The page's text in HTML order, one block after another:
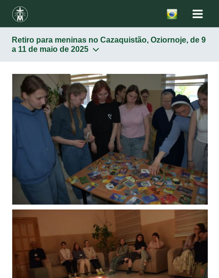
Retiro para meninas no Cazaquistão, Oziornoje, de 9
a 11 de maio de 2025